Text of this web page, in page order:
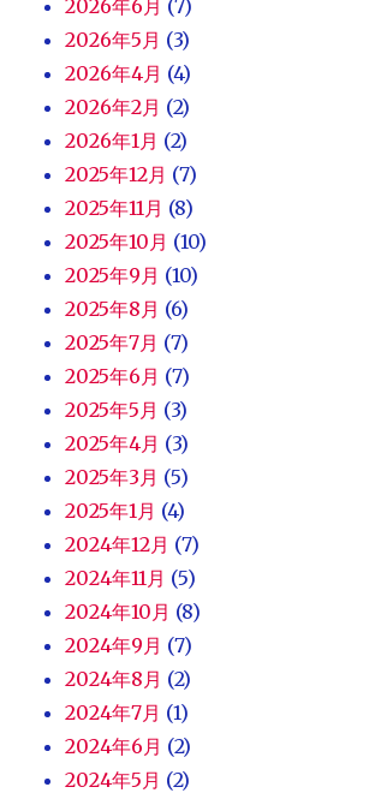
2026年6月 (7)
2026年5月 (3)
2026年4月 (4)
2026年2月 (2)
2026年1月 (2)
2025年12月 (7)
2025年11月 (8)
2025年10月 (10)
2025年9月 (10)
2025年8月 (6)
2025年7月 (7)
2025年6月 (7)
2025年5月 (3)
2025年4月 (3)
2025年3月 (5)
2025年1月 (4)
2024年12月 (7)
2024年11月 (5)
2024年10月 (8)
2024年9月 (7)
2024年8月 (2)
2024年7月 (1)
2024年6月 (2)
2024年5月 (2)